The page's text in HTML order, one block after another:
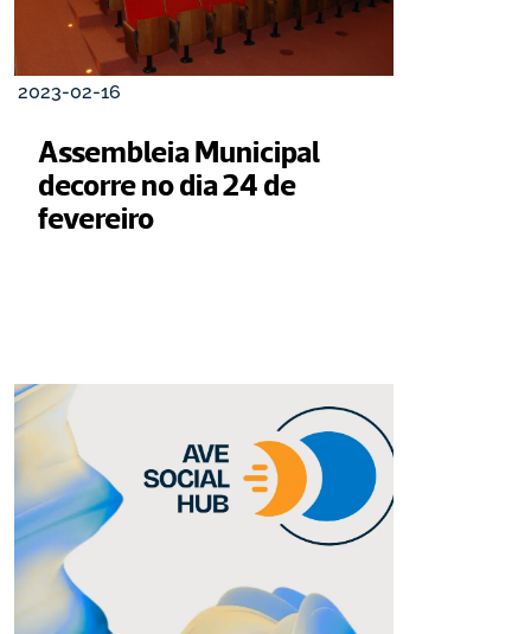
2023-02-16
Assembleia Municipal
decorre no dia 24 de
fevereiro